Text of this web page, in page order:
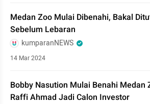
Medan Zoo Mulai Dibenahi, Bakal
Sebelum Lebaran
kumparanNEWS
14 Mar 2024
Bobby Nasution Mulai Benahi Medan
Raffi Ahmad Jadi Calon Investor